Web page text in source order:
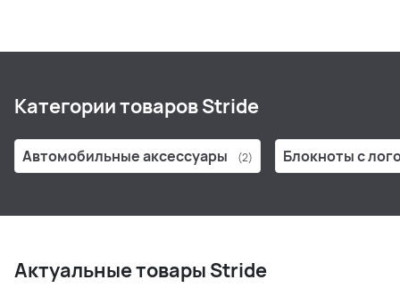
Категории товаров Stride
Автомобильные аксессуары (2) Блокноты с
Актуальные товары Stride